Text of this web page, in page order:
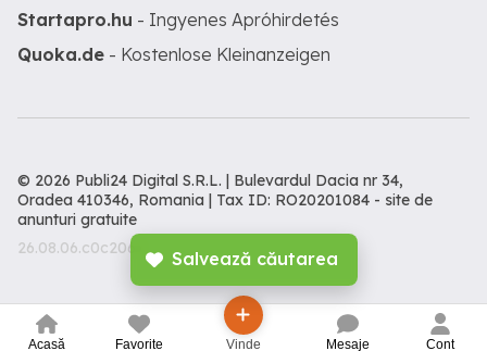
Salvează căutarea
Acasă Favorite Vinde Mesaje Cont
Startapro.hu - Ingyenes Apróhirdetés
Quoka.de - Kostenlose Kleinanzeigen
© 2026 Publi24 Digital S.R.L. | Bulevardul Dacia nr 34,
Oradea 410346, Romania | Tax ID: RO20201084 - site de
anunturi gratuite
26.08.06.c0c206c